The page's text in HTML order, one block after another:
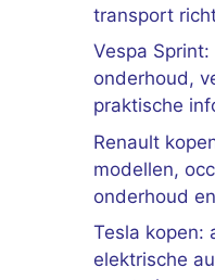
transport
Vespa
onderhoud,
praktische
Renault
modellen,
onderhoud
Tesla kopen:
elektrische